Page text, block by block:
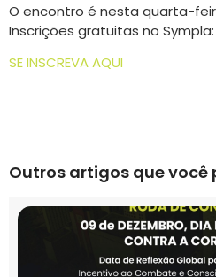
O encontro é nesta quarta-
Inscrições gratuitas no Sympla:
SE INSCREVA AQUI
Outros artigos que você